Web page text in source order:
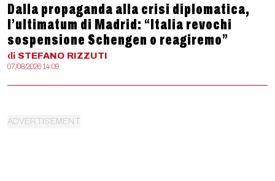
Dalla propaganda alla crisi diplomatica,
l’ultimatum di Madrid: “Italia revochi
sospensione Schengen o reagiremo”
di STEFANO RIZZUTI
07/08/2026 14:09